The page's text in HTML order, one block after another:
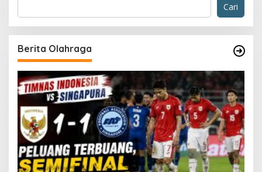
Cari
Berita Olahraga